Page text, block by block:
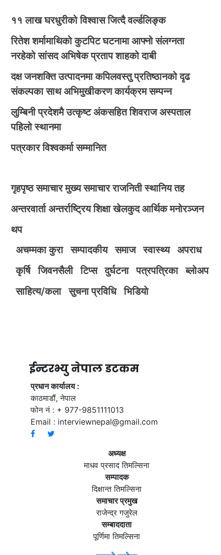
११ लाख घरधुरीको विश्वास जित्दै वर्ल्डलिङ्क
रितेश शर्मामाथिको कुटपिट घटनामा आफ्नो संलग्नता
नरहेको सांसद अभिषेक प्रताप शाहको दाबी
दक्ष जनशक्ति उत्पादनमा कपिलवस्तु प्रतिष्ठानको दृढ
संकल्पका साथ अभिमुखीकरण कार्यक्रम सम्पन्न
लुम्बिनी प्रदेशमै उत्कृष्ट अंकसहित शिवराज अस्पताल
पहिलो स्थानमा
पत्रकार विश्वकर्मा सम्मानित
गृहपृष्ठ समाचार मुख्य समाचार राजनिती स्थानिय तह
अन्तरवार्ता अन्तर्राष्ट्रिय शिक्षा खेलकुद आर्थिक मनोरञ्जन
थप
अचम्मका कुरा
सम्पादकीय समाज स्वास्थ्य
अपराध
कृर्षि
जिवनसैली टिप्स दुर्घटना पत्रपत्रिका
ब्लोअप
साहित्य/कला
सुचना प्रविधि भिडियाे
ईन्टरभ्यु नेपाल डटकम
प्रधान कार्यालय :
काठमाडौं, नेपाल
फोन नं : + 977-9851111013
Email : interviewnepal@gmail.com
अध्यक्ष
माधव प्रसाद तिमल्सिना
सम्पादक
दिक्षान्त तिमल्सिना
समाचार प्रमुख
राजेन्द्र गजुरेल
सम्बाददाता
पूर्णिमा तिमल्सिना